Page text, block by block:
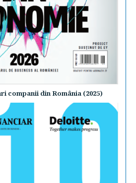
companii din România (2025)